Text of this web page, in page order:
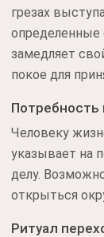
грезах
определенные
замедляет
покое для
Человеку
указывает на
делу.
открыться
Ритуал